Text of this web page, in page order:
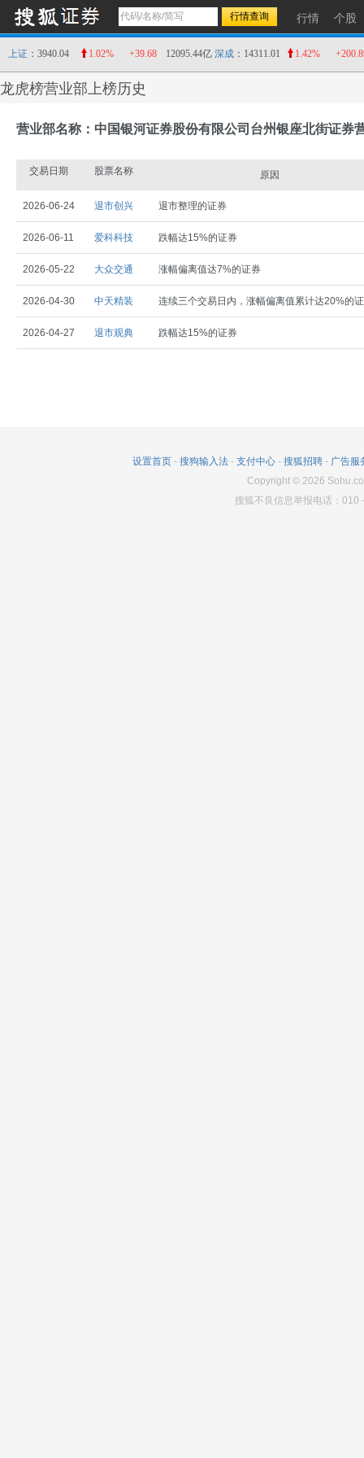
行情 个股
上证 ：3940.04 1.02% +39.68 12095.44亿 深成 ：14311.01 1.42%
龙虎榜营业部上榜历史
营业部名称：中国银河证券股份有限公司台州银座北街证券
交易日期 股票名称 原因
2026-06-24 退市创兴 退市整理的证券
2026-06-11 爱科科技 跌幅达15%的证券
2026-05-22 大众交通 涨幅偏离值达7%的证券
2026-04-30 中天精装 连续三个交易日内，涨幅偏离值累计达20%的
2026-04-27 退市观典 跌幅达15%的证券
设置首页 - 搜狗输入法 - 支付中心 - 搜狐招聘 - 广告服
Copyright© 2026
搜狐不良信息举报电话：010